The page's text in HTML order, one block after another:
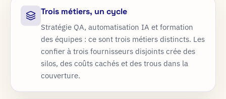
Trois métiers, un cycle
Stratégie QA, automatisation IA et formation
des équipes : ce sont trois métiers distincts. Les
confier à trois fournisseurs disjoints crée des
silos, des coûts cachés et des trous dans la
couverture.